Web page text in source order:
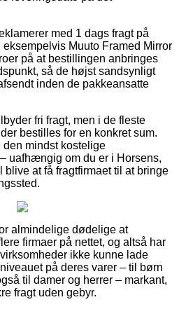
med 1 dags fragt på
Muuto Framed Mirror
på at bestillingen anbringes
så de højst sandsynligt
inden de pakkeansatte
fri fragt, men i de fleste
bestilles for en konkret sum.
den mindst kostelige
uafhængig om du er i Horsens,
at få fragtfirmaet til at bringe
almindelige dødelige at
firmaer på nettet, og altså har
ikke kunne lade
på deres varer – til børn
til damer og herrer – markant,
fragt uden gebyr.